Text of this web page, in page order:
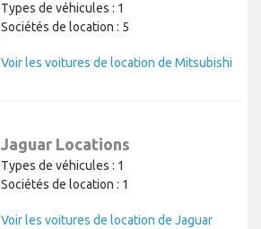
Types de véhicules : 1
Sociétés de location : 5
Voir les voitures de location de Mitsubishi
Jaguar Locations
Types de véhicules : 1
Sociétés de location : 1
Voir les voitures de location de Jaguar